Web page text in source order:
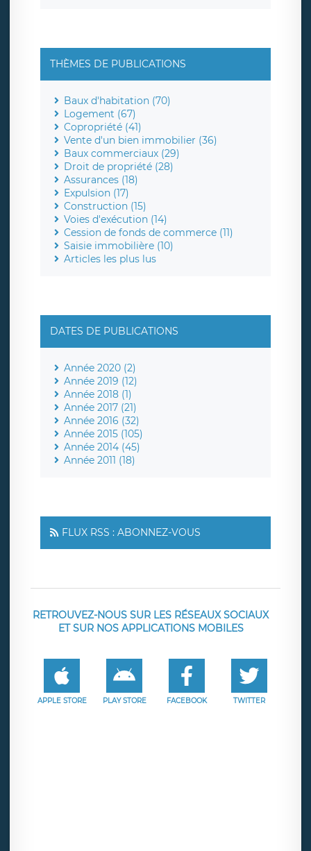
THÈMES DE PUBLICATIONS
Baux d'habitation (70)
Logement (67)
Copropriété (41)
Vente d'un bien immobilier (36)
Baux commerciaux (29)
Droit de propriété (28)
Assurances (18)
Expulsion (17)
Construction (15)
Voies d'exécution (14)
Cession de fonds de commerce (11)
Saisie immobilière (10)
Articles les plus lus
DATES DE PUBLICATIONS
Année 2020 (2)
Année 2019 (12)
Année 2018 (1)
Année 2017 (21)
Année 2016 (32)
Année 2015 (105)
Année 2014 (45)
Année 2011 (18)
FLUX RSS : ABONNEZ-VOUS
RETROUVEZ-NOUS SUR LES RÉSEAUX SOCIAUX
ET SUR NOS APPLICATIONS MOBILES
APPLE STORE PLAY STORE FACEBOOK TWITTER